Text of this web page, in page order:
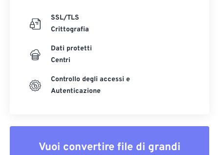
SSL/TLS
Crittografia
Dati protetti
Centri
Controllo degli accessi e
Autenticazione
Vuoi convertire file di grandi